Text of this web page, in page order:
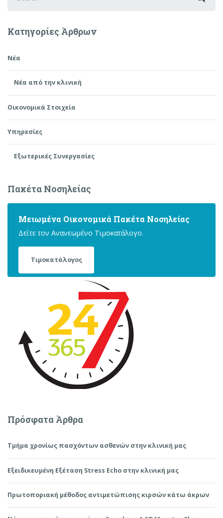
for:
Κατηγορίες Άρθρων
Νέα
Νέα από την κλινική
Οικονομικά Στοιχεία
Υπηρεσίες
Εξωτερικές Συνεργασίες
Πακέτα Νοσηλείας
Μειωμένα Οικονομικά Πακέτα Νοσηλείας
Δείτε τον Ανανεωμένο Τιμοκατάλογο.
Τιμοκατάλογος
Πρόσφατα Άρθρα
Τμήμα χρονίως πασχόντων ασθενών στην κλινική μας
Εξειδικευμένη Εξέταση Stress Echo στην κλινική μας
Πρωτοποριακή μέθοδος αντιμετώπισης κιρσών κάτω άκρων